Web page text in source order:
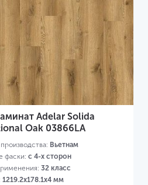
Adelar Solida
Oak 03866LA
Вьетнам
фаски: с 4-х сторон
32 класс
1219.2х178.1х4 мм